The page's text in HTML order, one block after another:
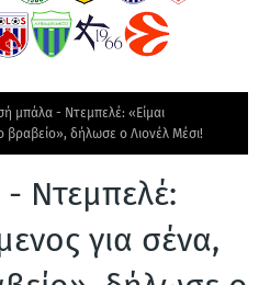
μπάλα - Ντεμπελέ: «Είμαι
βραβείο», δήλωσε ο Λιονέλ Μέσι!
Ντεμπελέ:
για σένα,